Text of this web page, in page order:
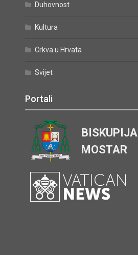
Duhovnost
Kultura
Crkva u Hrvata
Svijet
Portali
BISKUPIJA
MOSTAR